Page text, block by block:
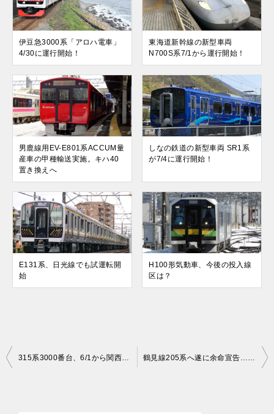
伊豆急3000系「アロハ電車」
4/30に運行開始！
東海道新幹線の新型車両
N700S系7/1から運行開始！
男鹿線用EV-E801系ACCUM量
産車の甲種輸送実施。キハ40
置き換えへ
しなの鉄道の新型車両 SR1系
が7/4に運行開始！
E131系、日光線でも試運転開
始
H100形気動車、今後の投入線
区は？
投
315系3000番台、6/1から関西本線で運転開始！ 鶴見線205系へ遂に余命宣告…E131系今冬から投入。南武支線E127系は9/13から運転開始！